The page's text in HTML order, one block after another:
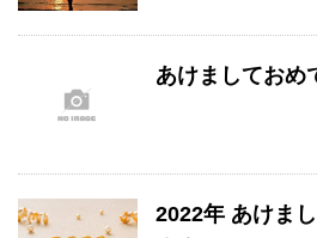
あけましておめ
2022年 あけま